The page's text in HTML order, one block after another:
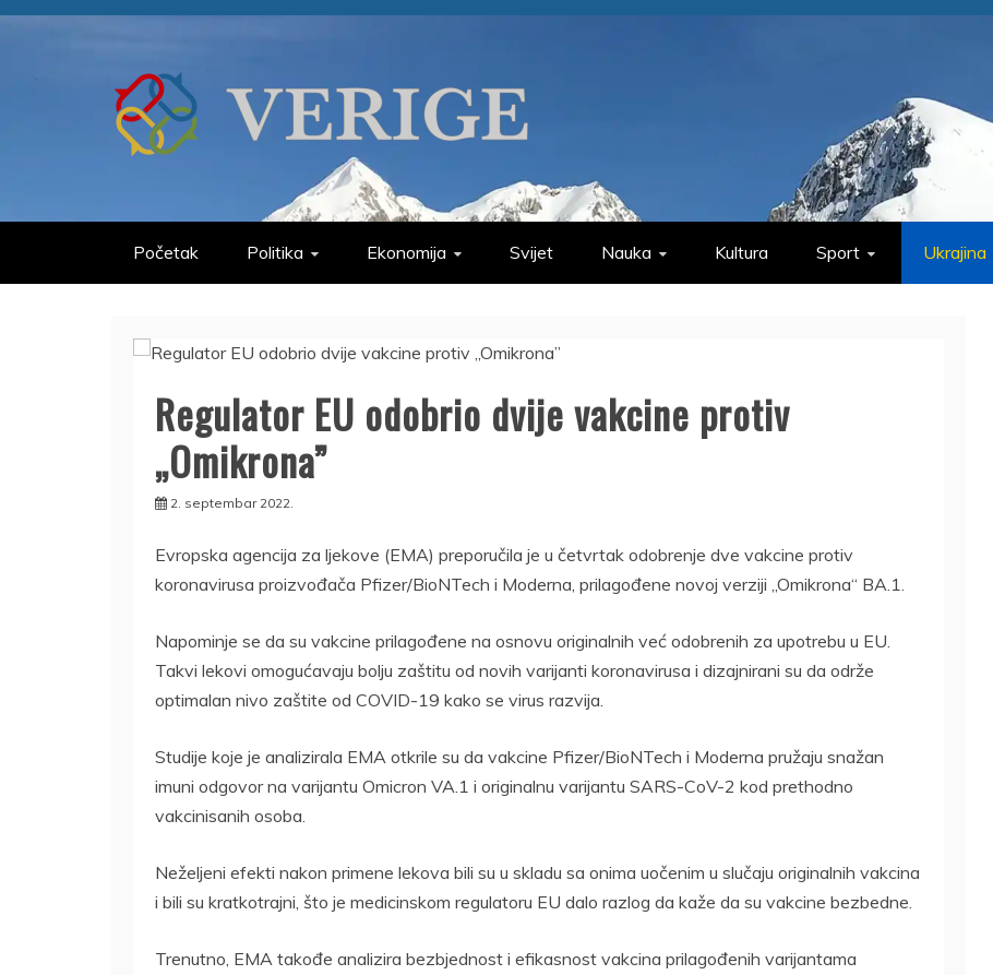
Skip
VERIGE
Početak Politika Ekonomija Svijet Nauka Kultura Sport Ukrajina
Regulator EU odobrio dvije vakcine protiv
„Omikrona”
2. septembar 2022.
Evropska agencija za ljekove (EMA) preporučila je u četvrtak odobrenje dve vakcine protiv
koronavirusa proizvođača Pfizer/BioNTech i Moderna, prilagođene novoj verziji „Omikrona“ BA.1.
Napominje se da su vakcine prilagođene na osnovu originalnih već odobrenih za upotrebu u EU.
Takvi lekovi omogućavaju bolju zaštitu od novih varijanti koronavirusa i dizajnirani su da održe
optimalan nivo zaštite od COVID-19 kako se virus razvija.
Studije koje je analizirala EMA otkrile su da vakcine Pfizer/BioNTech i Moderna pružaju snažan
imuni odgovor na varijantu Omicron VA.1 i originalnu varijantu SARS-CoV-2 kod prethodno
vakcinisanih osoba.
Neželjeni efekti nakon primene lekova bili su u skladu sa onima uočenim u slučaju originalnih vakcina
i bili su kratkotrajni, što je medicinskom regulatoru EU dalo razlog da kaže da su vakcine bezbedne.
Trenutno, EMA takođe analizira bezbjednost i efikasnost vakcina prilagođenih varijantama